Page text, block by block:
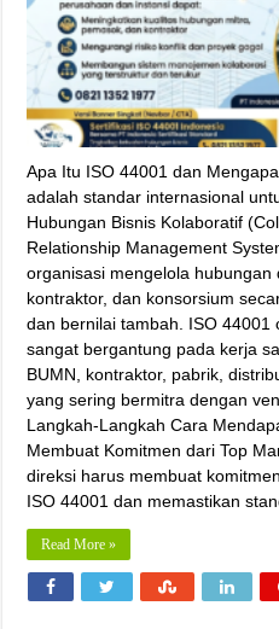
Apa Itu ISO 44001 dan
adalah standar internasional
Hubungan Bisnis Kolaboratif
Relationship Management
organisasi mengelola hubungan
kontraktor, dan konsorsium
dan bernilai tambah. ISO 44001
sangat bergantung pada kerja
BUMN, kontraktor, pabrik,
yang sering bermitra dengan
Langkah-Langkah Cara
Membuat Komitmen dari Top
direksi harus membuat
ISO 44001 dan memastikan
Read More »